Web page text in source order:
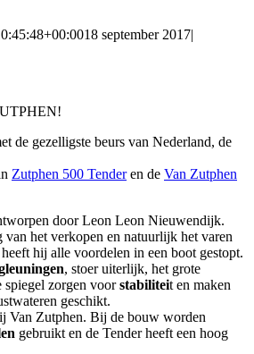
18 september 2017|
de gezelligste beurs van Nederland, de
Zutphen 500 Tenderen de Van Zutphen
door Leon Leon Nieuwendijk.
het verkopen en natuurlijk het varen
hij alle voordelen in een boot gestopt.
, stoer uiterlijk, het grote
spiegel zorgen voorstabiliteit en maken
geschikt.
Van Zutphen. Bij de bouw worden
gebruikt en de Tender heeft een hoog